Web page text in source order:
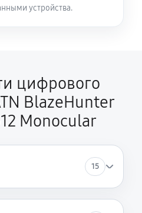
устройства.
цифрового
BlazeHunter
Monocular
15